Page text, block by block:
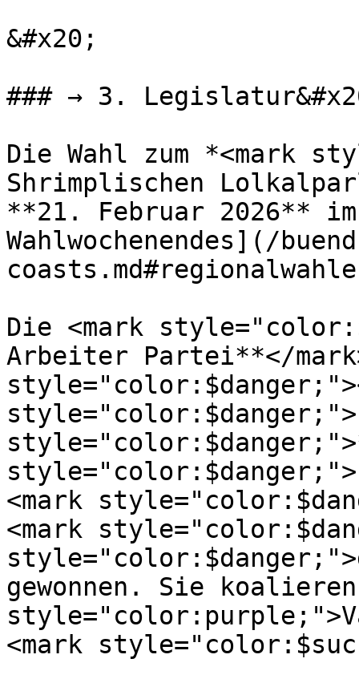
&#x20;
### → 3.
Die Wahl zum *<mark
Shrimplischen
**21. Februar 2026** im
Wahlwochenendes](/
Die <mark
Arbeiter Partei**</
<mark
<mark
gewonnen. Sie
<mark